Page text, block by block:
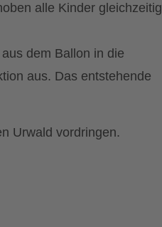
alle Kinder gleichzeitig
dem Ballon in die
aus. Das entstehende
Urwald vordringen.